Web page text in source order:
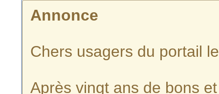
Annonce
Chers usagers du portail
Après vingt ans de bons